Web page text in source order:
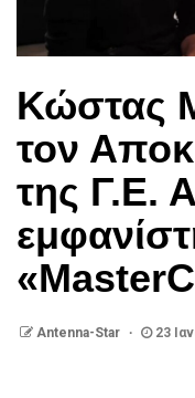
Κώστας
τον
της Γ.Ε.
Antenna-Star 23